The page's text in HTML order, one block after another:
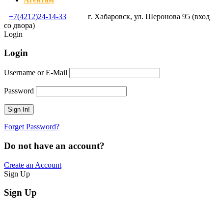
+7(4212)24-14-33
г. Хабаровск, ул. Шеронова 95 (вход
со двора)
Login
Login
Username or E-Mail
Password
Forget Password?
Do not have an account?
Create an Account
Sign Up
Sign Up